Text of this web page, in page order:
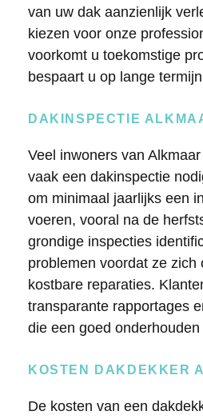
van uw dak aanzienlijk
kiezen voor onze
voorkomt u toekomstige
bespaart u op lange
DAKINSPECTIE
Veel inwoners van
vaak een dakinspectie
om minimaal jaarlijks een
voeren, vooral na de
grondige inspecties
problemen voordat ze zich
kostbare reparaties.
transparante rapportages
die een goed
KOSTEN DAKDEKKER
De kosten van een